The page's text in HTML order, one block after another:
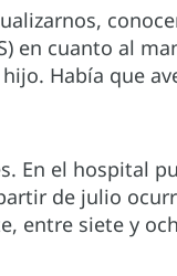
en cuanto al
Había que
En el hospital
de julio
entre siete y